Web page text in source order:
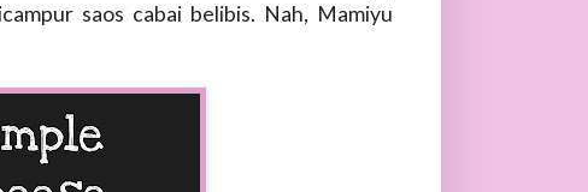
saos cabai belibis. Nah, Mamiyu